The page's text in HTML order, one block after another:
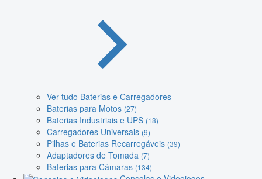
Ver tudo Baterias e Carregadores
Baterias para Motos (27)
Baterias Industriais e UPS (18)
Carregadores Universais (9)
Pilhas e Baterias Recarregáveis (39)
Adaptadores de Tomada (7)
Baterias para Câmaras (134)